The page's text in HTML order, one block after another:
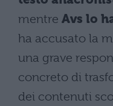
mentre Avs lo
ha accusato la
una grave
concreto di
dei contenuti